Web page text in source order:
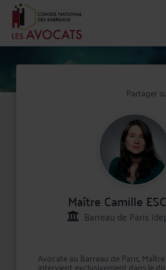
Partager
Maître Camille
Barreau de Paris
Avocate au Barreau de Paris,
intervient exclusivement dans le